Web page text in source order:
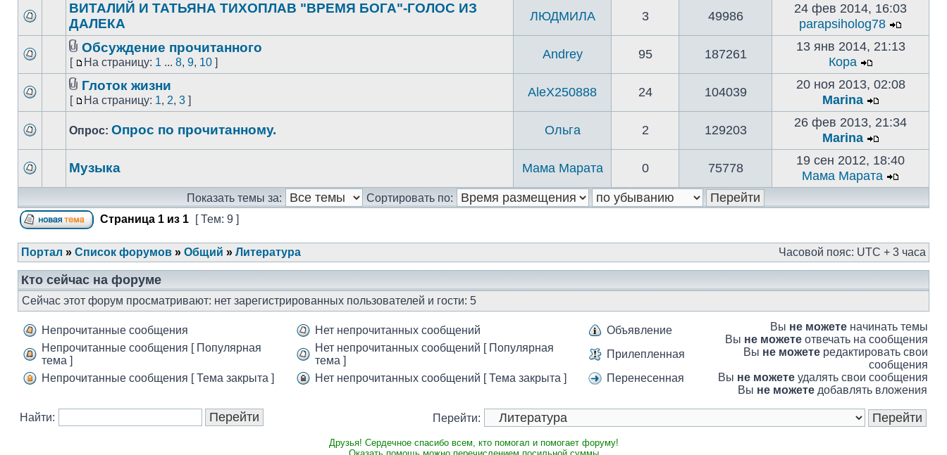
ВИТАЛИЙ И ТАТЬЯНА ТИХОПЛАВ "ВРЕМЯ БОГА"-ГОЛОС ИЗ
ДАЛЕКА
ЛЮДМИЛА 3 49986
24 фев 2014, 16:03
parapsiholog78
Обсуждение прочитанного
[ На страницу: 1 ... 8, 9, 10 ]
Andrey 95 187261
13 янв 2014, 21:13
Кора
Глоток жизни
[ На страницу: 1, 2, 3 ]
AleX250888 24 104039
20 ноя 2013, 02:08
Marina
Опрос: Опрос по прочитанному. Ольга 2 129203
26 фев 2013, 21:34
Marina
Музыка Мама Марата 0 75778
19 сен 2012, 18:40
Мама Марата
Показать темы за:
Сортировать по:
Страница 1 из 1 [ Тем: 9 ]
Портал » Список форумов » Общий » Литература Часовой пояс: UTC + 3 часа
Кто сейчас на форуме
Сейчас этот форум просматривают: нет зарегистрированных пользователей и гости: 5
Непрочитанные сообщения Нет непрочитанных сообщений
Объявление
Непрочитанные сообщения [ Популярная
тема ]
Нет непрочитанных сообщений [ Популярная
тема ]
Прилепленная
Непрочитанные сообщения [ Тема закрыта ]
Нет непрочитанных сообщений [ Тема закрыта ] Перенесенная
Вы не можете начинать темы
Вы не можете отвечать на сообщения
Вы не можете редактировать свои
сообщения
Вы не можете удалять свои сообщения
Вы не можете добавлять вложения
Найти: Перейти:
Друзья! Сердечное спасибо всем, кто помогал и помогает форуму!